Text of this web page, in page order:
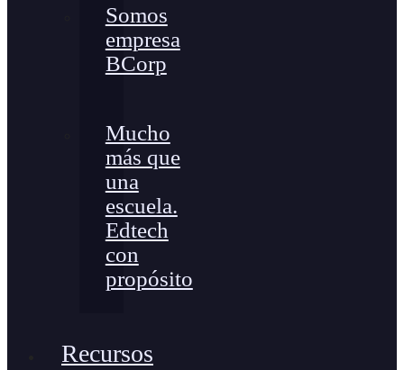
Somos
empresa
BCorp
Mucho
más que
una
escuela.
Edtech
con
propósito
Recursos